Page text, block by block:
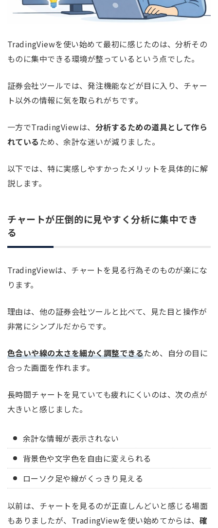
TradingViewを使い始めて最初に感じたのは、分析その
ものに集中できる環境が整っているという点でした。
証券会社ツールでは、発注機能などが目に入り、チャー
ト以外の情報に気を取られがちです。
一方でTradingViewは、 分析するための道具として作ら
れている ため、余計な迷いが減りました。
以下では、特に実感しやすかったメリットを具体的に解
説します。
チャートが圧倒的に見やすく分析に集中でき
る
TradingViewは、チャートを見る行為そのものが楽にな
ります。
理由は、他の証券会社ツールと比べて、見た目と操作が
非常にシンプルだからです。
色合いや線の太さを細かく調整できるため、自分の目に
合った画面を作れます。
長時間チャートを見ていても疲れにくいのは、次の点が
大きいと感じました。
余計な情報が表示されない
背景色や文字色を自由に変えられる
ローソク足や線がくっきり見える
以前は、チャートを見るのが正直しんどいと感じる場面
もありましたが、TradingViewを使い始めてからは、 確